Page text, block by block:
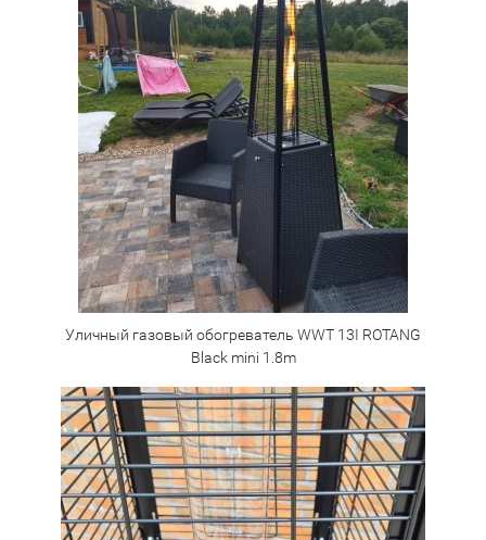
Уличный газовый обогреватель WWT 13I ROTANG
Black mini 1.8m